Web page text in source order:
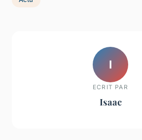
I
ECRIT PAR
Isaac